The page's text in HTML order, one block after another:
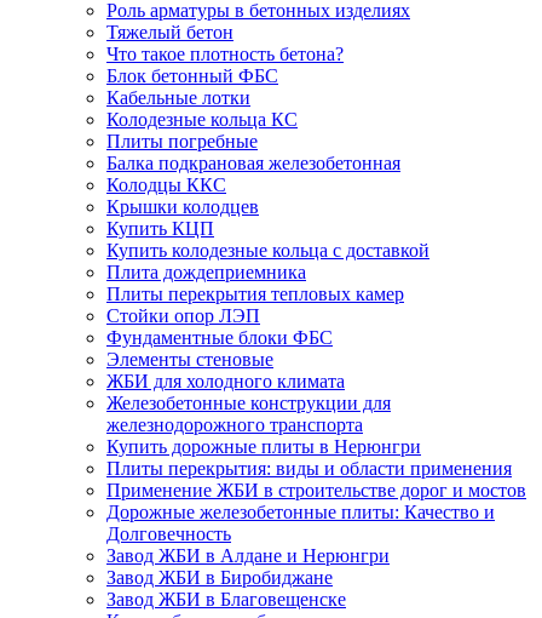
Роль арматуры в бетонных изделиях
Тяжелый бетон
Что такое плотность бетона?
Блок бетонный ФБС
Кабельные лотки
Колодезные кольца КС
Плиты погребные
Балка подкрановая железобетонная
Колодцы ККС
Крышки колодцев
Купить КЦП
Купить колодезные кольца с доставкой
Плита дождеприемника
Плиты перекрытия тепловых камер
Стойки опор ЛЭП
Фундаментные блоки ФБС
Элементы стеновые
ЖБИ для холодного климата
Железобетонные конструкции для
железнодорожного транспорта
Купить дорожные плиты в Нерюнгри
Плиты перекрытия: виды и области применения
Применение ЖБИ в строительстве дорог и мостов
Дорожные железобетонные плиты: Качество и
Долговечность
Завод ЖБИ в Алдане и Нерюнгри
Завод ЖБИ в Биробиджане
Завод ЖБИ в Благовещенске